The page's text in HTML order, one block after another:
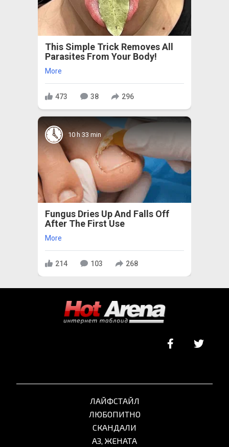
This Simple Trick Removes All
Parasites From Your Body!
More
473 38 296
10 h 33 min
Fungus Dries Up And Falls Off
After The First Use
More
214 103 268
ЛАЙФСТАЙЛ
ЛЮБОПИТНО
СКАНДАЛИ
АЗ, ЖЕНАТА